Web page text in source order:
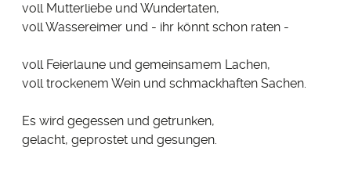
voll Mutterliebe und Wundertaten,
voll Wassereimer und - ihr könnt schon raten -
voll Feierlaune und gemeinsamem Lachen,
voll trockenem Wein und schmackhaften Sachen.
Es wird gegessen und getrunken,
gelacht, geprostet und gesungen.